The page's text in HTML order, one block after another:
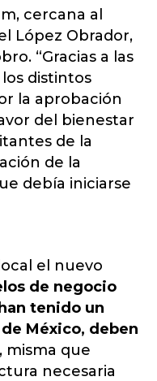
cercana al
López Obrador,
“Gracias a las
distintos
la aprobación
del bienestar
de la
de la
debía iniciarse
el nuevo
de negocio
tenido un
México, deben
, misma que
necesaria